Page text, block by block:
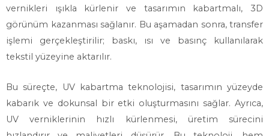
vernikleri ışıkla kürlenir ve tasarımın kabartmalı, 3D
görünüm kazanması sağlanır. Bu aşamadan sonra, transfer
işlemi gerçekleştirilir; baskı, ısı ve basınç kullanılarak
tekstil yüzeyine aktarılır.
Bu süreçte, UV kabartma teknolojisi, tasarımın yüzeyde
kabarık ve dokunsal bir etki oluşturmasını sağlar. Ayrıca,
UV verniklerinin hızlı kürlenmesi, üretim sürecini